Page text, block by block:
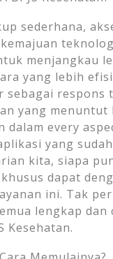
sederhana,
menjangkau
yang lebih
sebagai respons
yang menuntut
dalam every
yang
kita, siapa
dapat
ini. Tak
lengkap dan
Kesehatan.